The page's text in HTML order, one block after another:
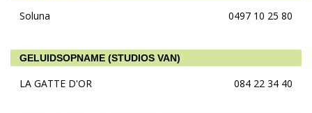
Soluna 0497 10 25 80
GELUIDSOPNAME (STUDIOS VAN)
LA GATTE D'OR 084 22 34 40